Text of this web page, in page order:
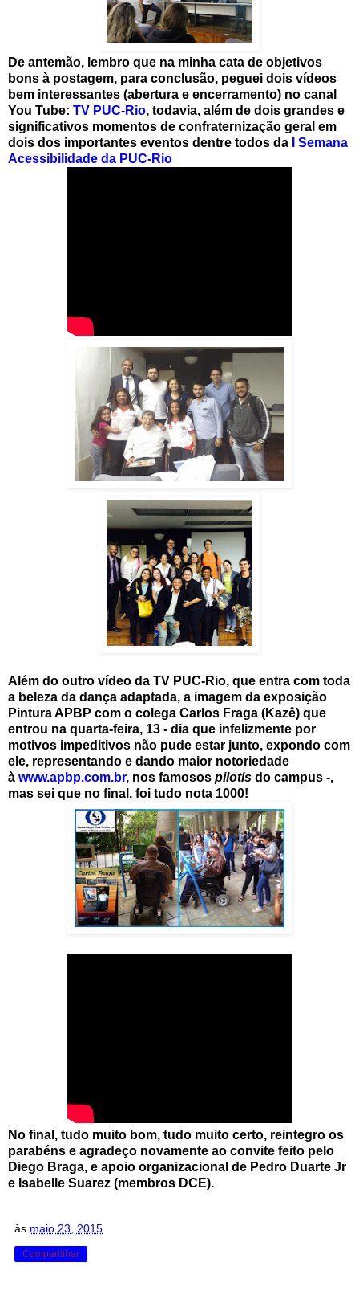
De antemão, lembro que na minha cata de objetivos
bons à postagem, para conclusão, peguei dois vídeos
bem interessantes (abertura e encerramento) no canal
You Tube: TV PUC-Rio, todavia, além de dois grandes e
significativos momentos de confraternização geral em
dois dos importantes eventos dentre todos da
I Semana
Acessibilidade da PUC-Rio
Além do outro vídeo da TV PUC-Rio, que entra com toda
a beleza da dança adaptada, a imagem da exposição
Pintura APBP com o colega Carlos Fraga (Kazê) que
entrou na quarta-feira, 13 - dia que infelizmente por
motivos impeditivos não pude estar junto, expondo com
ele, representando e dando maior notoriedade
à www.apbp.com.br, nos famosos pilotis do campus -,
mas sei que no final, foi tudo nota 1000!
No final, tudo muito bom, tudo muito certo, reintegro os
parabéns e agradeço novamente ao convite feito pelo
Diego Braga, e apoio organizacional de Pedro Duarte Jr
e Isabelle Suarez (membros DCE).
às maio 23, 2015
Compartilhar